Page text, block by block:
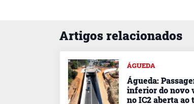
Artigos relacionados
ÁGUEDA
Águeda:
inferior do novo
no IC2 aberta ao